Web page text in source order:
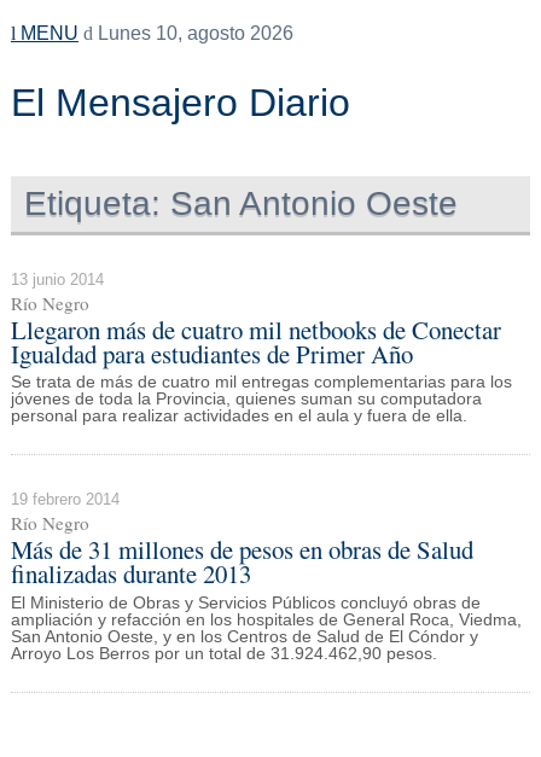
MENU Lunes 10, agosto 2026
El Mensajero Diario
Etiqueta: San Antonio Oeste
13 junio 2014
Río Negro
Llegaron más de cuatro mil netbooks de Conectar
Igualdad para estudiantes de Primer Año
Se trata de más de cuatro mil entregas complementarias para los
jóvenes de toda la Provincia, quienes suman su computadora
personal para realizar actividades en el aula y fuera de ella.
19 febrero 2014
Río Negro
Más de 31 millones de pesos en obras de Salud
finalizadas durante 2013
El Ministerio de Obras y Servicios Públicos concluyó obras de
ampliación y refacción en los hospitales de General Roca, Viedma,
San Antonio Oeste, y en los Centros de Salud de El Cóndor y
Arroyo Los Berros por un total de 31.924.462,90 pesos.